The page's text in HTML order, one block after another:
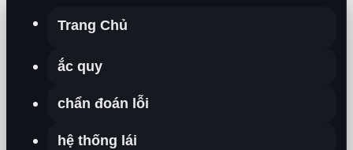
Trang Chủ
ắc quy
chẩn đoán lỗi
hệ thống lái